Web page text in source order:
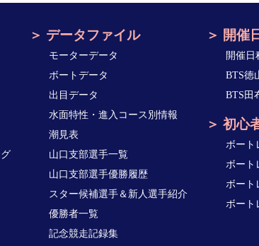
データファイル
モーターデータ
ボートデータ
出目データ
水面特性・進入コース別情報
潮見表
山口支部選手一覧
山口支部選手優勝履歴
スター候補選手＆新人選手紹介
優勝者一覧
記念競走記録集
開催
開催日
BTS徳
BTS田
初心
ボート
ボート
ボート
ボート